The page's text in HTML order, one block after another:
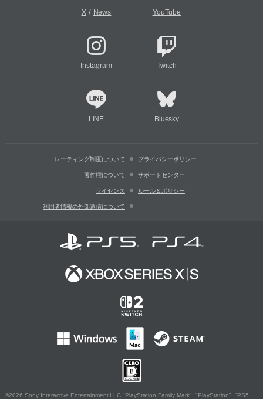
X/ News YouTube
Instagram Twitch
LINE Bluesky
レーティング制度について プライバシーポリシー
著作権について サポートセンター
ライセンス ルール＆ポリシー
利用者情報の外部送信について
©2026 Sony Interactive Entertainment LLC."PlayStation Family Mark", "PlayStation", "PS5